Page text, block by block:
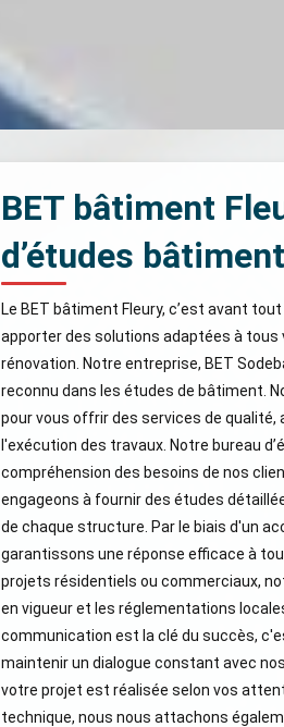
BET bâtiment
d’études
Le BET bâtiment Fleury, c’est avant
apporter des solutions adaptées à
rénovation. Notre entreprise, BET
reconnu dans les études de bâtiment.
pour vous offrir des services de qualité,
l'exécution des travaux. Notre bureau
compréhension des besoins de nos
engageons à fournir des études
de chaque structure. Par le biais d'un
garantissons une réponse efficace à
projets résidentiels ou commerciaux,
en vigueur et les réglementations
communication est la clé du succès,
maintenir un dialogue constant avec
votre projet est réalisée selon vos
technique, nous nous attachons